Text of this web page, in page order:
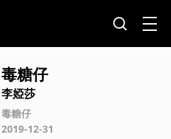
毒糖仔
李婭莎
毒糖仔
2019-12-31